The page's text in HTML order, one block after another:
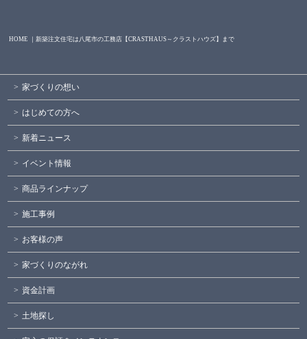
HOME ｜新築注文住宅は八尾市の工務店【CRASTHAUS～クラストハウズ】まで
家づくりの想い
はじめての方へ
新着ニュース
イベント情報
商品ラインナップ
施工事例
お客様の声
家づくりのながれ
資金計画
土地探し